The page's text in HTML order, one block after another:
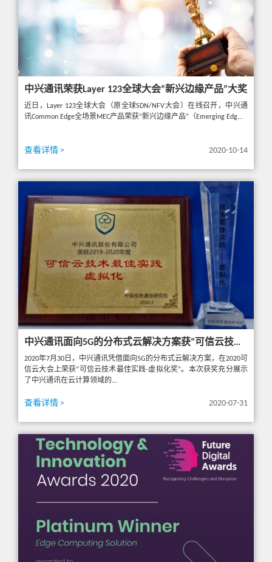
中兴通讯荣获Layer 123全球大会“新兴边缘产品”大奖
近日，Layer 123全球大会（原全球SDN/NFV大会）在线召开，中兴通
讯Common Edge全场景MEC产品荣获“新兴边缘产品”（Emerging Edg...
查看详情 > 2020-10-14
中兴通讯面向5G的分布式云解决方案获“可信云技术最佳实践-虚拟化奖”
2020年7月30日，中兴通讯凭借面向5G的分布式云解决方案，在2020可
信云大会上荣获“可信云技术最佳实践-虚拟化奖”。本次获奖充分展示
了中兴通讯在云计算领域的...
查看详情 > 2020-07-31